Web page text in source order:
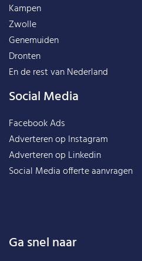
Kampen
Zwolle
Genemuiden
Dronten
En de rest vanNederland
Social Media
Facebook Ads
Adverteren op Instagram
Adverteren op Linkedin
Social Media offerte aanvragen
Ga snel naar